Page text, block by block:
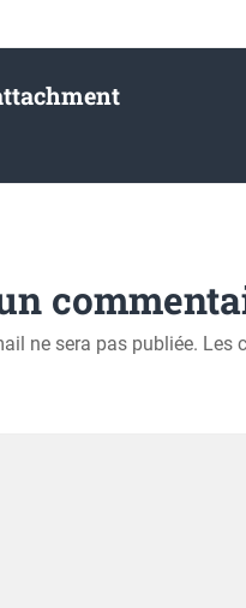
ne sera pas publiée. Les